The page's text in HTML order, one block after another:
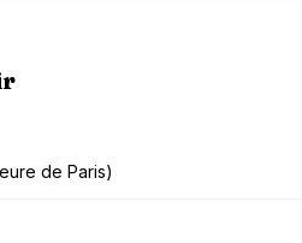
de Paris)